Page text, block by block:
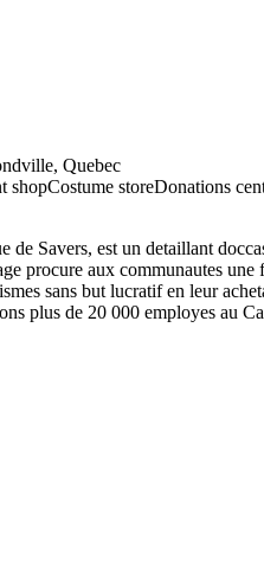
Quebec
shopCostume storeDonations
de Savers, est un detaillant
procure aux communautes
sans but lucratif en leur
plus de 20 000 employes au